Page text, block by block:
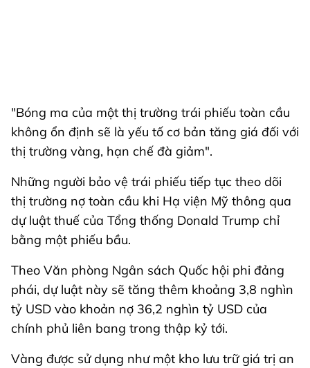
"Bóng ma của một thị trường trái phiếu toàn cầu
không ổn định sẽ là yếu tố cơ bản tăng giá đối với
thị trường vàng, hạn chế đà giảm".
Những người bảo vệ trái phiếu tiếp tục theo dõi
thị trường nợ toàn cầu khi Hạ viện Mỹ thông qua
dự luật thuế của Tổng thống Donald Trump chỉ
bằng một phiếu bầu.
Theo Văn phòng Ngân sách Quốc hội phi đảng
phái, dự luật này sẽ tăng thêm khoảng 3,8 nghìn
tỷ USD vào khoản nợ 36,2 nghìn tỷ USD của
chính phủ liên bang trong thập kỷ tới.
Vàng được sử dụng như một kho lưu trữ giá trị an